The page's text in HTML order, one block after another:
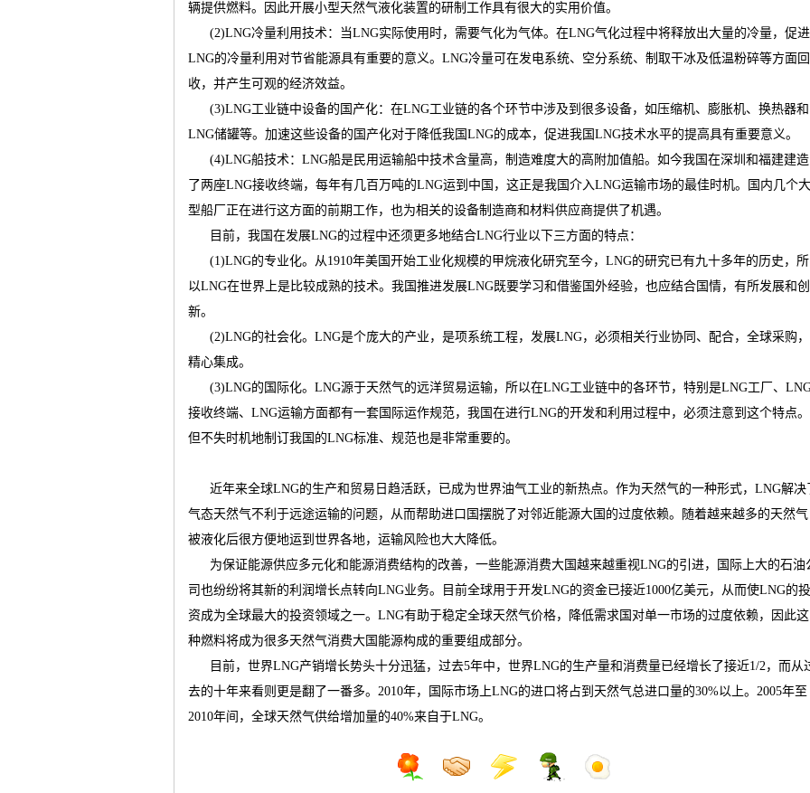
辆提供燃料。因此开展小型天然气液化装置的研制工作具有很大的实用价值。
(2)LNG冷量利用技术：当LNG实际使用时，需要气化为气体。在LNG气化过程中将释放出大量的冷量，促进
LNG的冷量利用对节省能源具有重要的意义。 LNG冷量可在发电系统、空分系统、制取干冰及低温粉碎等方面回
收，并产生可观的经济效益。
(3)LNG工业链中设备的国产化：在LNG工业链的各个环节中涉及到很多设备，如压缩机、膨胀机、换热器和
LNG储罐等。加速这些设备的国产化对于降低我国 LNG的成本，促进我国 LNG技术水平的提高具有重要意义。
(4)LNG船技术： LNG船是民用运输船中技术含量高，制造难度大的高附加值船。如今我国在深圳和福建建造
了两座LNG接收终端，每年有几百万吨的LNG运到中国，这正是我国介入LNG运输市场的最佳时机。国内几个大
型船厂正在进行这方面的前期工作，也为相关的设备制造商和材料供应商提供了机遇。
目前，我国在发展LNG的过程中还须更多地结合LNG行业以下三方面的特点：
(1)LNG的专业化。从1910年美国开始工业化规模的甲烷液化研究至今， LNG的研究已有九十多年的历史，所
以LNG在世界上是比较成熟的技术。我国推进发展LNG既要学习和借鉴国外经验，也应结合国情，有所发展和创
新。
(2)LNG的社会化。 LNG是个庞大的产业，是项系统工程，发展LNG，必须相关行业协同、配合，全球采购，
精心集成。
(3)LNG的国际化。 LNG源于天然气的远洋贸易运输，所以在LNG工业链中的各环节，特别是LNG工厂、
接收终端、 LNG运输方面都有一套国际运作规范，我国在进行LNG的开发和利用过程中，必须注意到这个特点。
但不失时机地制订我国的LNG标准、规范也是非常重要的。
近年来全球LNG的生产和贸易日趋活跃，已成为世界油气工业的新热点。作为天然气的一种形式， LNG解决
气态天然气不利于远途运输的问题，从而帮助进口国摆脱了对邻近能源大国的过度依赖。随着越来越多的天然气
被液化后很方便地运到世界各地，运输风险也大大降低。
为保证能源供应多元化和能源消费结构的改善，一些能源消费大国越来越重视LNG的引进，国际上大的石油
司也纷纷将其新的利润增长点转向LNG业务。目前全球用于开发LNG的资金已接近1000亿美元，从而使LNG的投
资成为全球最大的投资领域之一。 LNG有助于稳定全球天然气价格，降低需求国对单一市场的过度依赖，因此这
种燃料将成为很多天然气消费大国能源构成的重要组成部分。
目前，世界LNG产销增长势头十分迅猛，过去5年中，世界LNG的生产量和消费量已经增长了接近1/2，而从
去的十年来看则更是翻了一番多。 2010年，国际市场上LNG的进口将占到天然气总进口量的30%以上。 2005年至
2010年间，全球天然气供给增加量的40%来自于LNG。